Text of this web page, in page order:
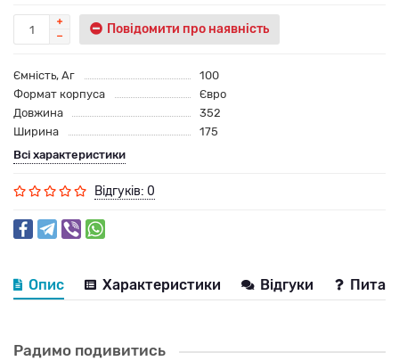
Повідомити про наявність
Ємність, Аг
100
Формат корпуса
Євро
Довжина
352
Ширина
175
Всі характеристики
Відгуків: 0
Опис Характеристики Відгуки
Радимо подивитись